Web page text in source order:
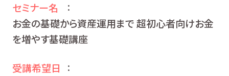
セミナー名 ：
お金の基礎から資産運用まで 超初心者向けお金
を増やす基礎講座
受講希望日 ：